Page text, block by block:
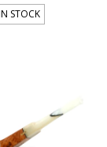
STOCK